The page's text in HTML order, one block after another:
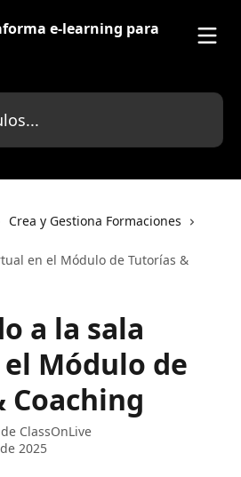
Crea y Gestiona Formaciones
en el Módulo de Tutorías &
a la sala
Módulo de
Coaching
ClassOnLive
2025